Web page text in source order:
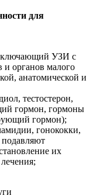
для
УЗИ с
и органов малого
анатомической и
тестостерон,
гормон, гормоны
гормон);
гонококки,
их